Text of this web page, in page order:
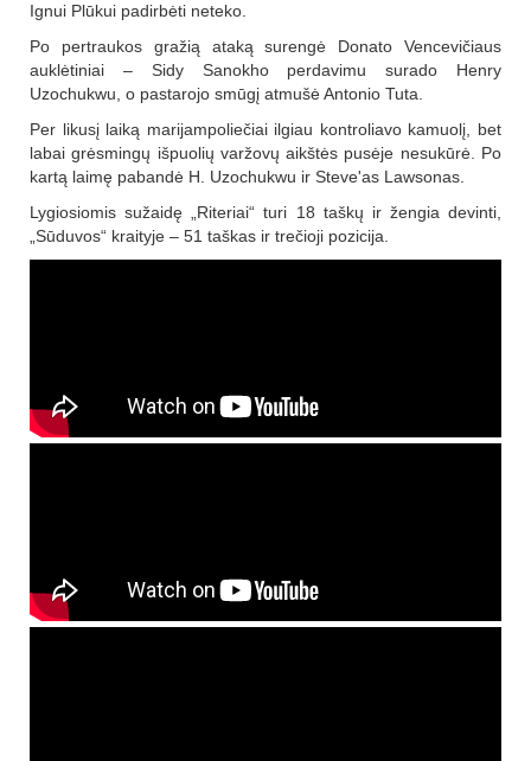
Ignui Plūkui padirbėti neteko.
Po pertraukos gražią ataką surengė Donato Vencevičiaus
auklėtiniai – Sidy Sanokho perdavimu surado Henry
Uzochukwu, o pastarojo smūgį atmušė Antonio Tuta.
Per likusį laiką marijampoliečiai ilgiau kontroliavo kamuolį, bet
labai grėsmingų išpuolių varžovų aikštės pusėje nesukūrė. Po
kartą laimę pabandė H. Uzochukwu ir Steve'as Lawsonas.
Lygiosiomis sužaidę „Riteriai“ turi 18 taškų ir žengia devinti,
„Sūduvos“ kraityje – 51 taškas ir trečioji pozicija.